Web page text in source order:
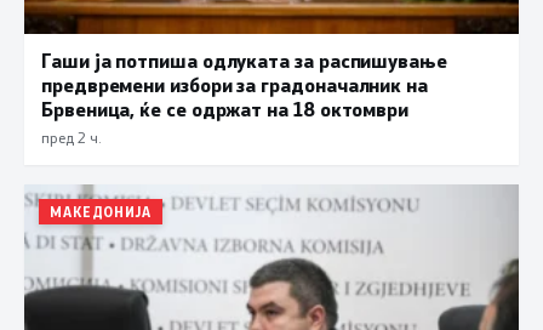
Гаши ја потпиша одлуката за распишување
предвремени избори за градоначалник на
Брвеница, ќе се одржат на 18 октомври
пред 2 ч.
МАКЕДОНИЈА